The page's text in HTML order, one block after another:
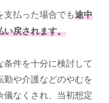
払った場合でも途中
い戻されます。
件を十分に検討して
や介護などのやむを
儀なくされ、当初想定